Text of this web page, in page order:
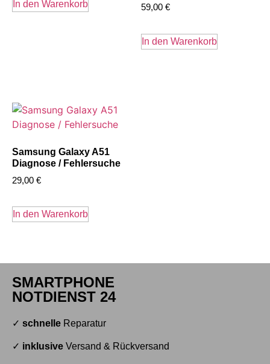
In den Warenkorb
59,00 €
In den Warenkorb
Samsung Galaxy A51
Diagnose / Fehlersuche
29,00 €
In den Warenkorb
SMARTPHONE
NOTDIENST 24
✓ schnelle Reparatur
✓ inklusive Versand & Rückversand